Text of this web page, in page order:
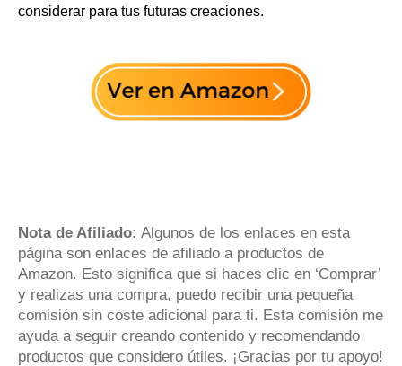
considerar para tus futuras creaciones.
Nota de Afiliado: Algunos de los enlaces en esta
página son enlaces de afiliado a productos de
Amazon. Esto significa que si haces clic en ‘Comprar’
y realizas una compra, puedo recibir una pequeña
comisión sin coste adicional para ti. Esta comisión me
ayuda a seguir creando contenido y recomendando
productos que considero útiles. ¡Gracias por tu apoyo!